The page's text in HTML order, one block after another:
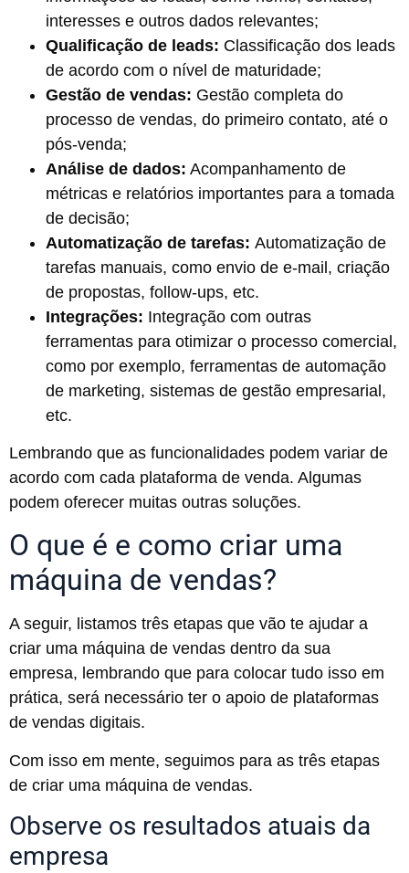
interesses e outros dados relevantes;
Qualificação de leads: Classificação dos leads
de acordo com o nível de maturidade;
Gestão de vendas: Gestão completa do
processo de vendas, do primeiro contato, até o
pós-venda;
Análise de dados: Acompanhamento de
métricas e relatórios importantes para a tomada
de decisão;
Automatização de tarefas: Automatização de
tarefas manuais, como envio de e-mail, criação
de propostas, follow-ups, etc.
Integrações: Integração com outras
ferramentas para otimizar o processo comercial,
como por exemplo, ferramentas de automação
de marketing, sistemas de gestão empresarial,
etc.
Lembrando que as funcionalidades podem variar de
acordo com cada plataforma de venda. Algumas
podem oferecer muitas outras soluções.
O que é e como criar uma
máquina de vendas?
A seguir, listamos três etapas que vão te ajudar a
criar uma máquina de vendas dentro da sua
empresa, lembrando que para colocar tudo isso em
prática, será necessário ter o apoio de plataformas
de vendas digitais.
Com isso em mente, seguimos para as três etapas
de criar uma máquina de vendas.
Observe os resultados atuais da
empresa